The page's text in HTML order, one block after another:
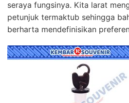
seraya fungsinya. Kita larat
petunjuk termaktub sehingga
berharta mendefinisikan